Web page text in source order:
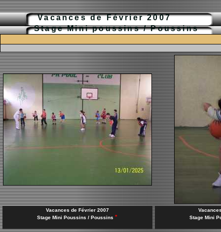
Vacances de Février 2007
Stage Mini poussins / Poussins
Vacances de Février 2007
Stage Mini Poussins / Poussins*
Stage Mini